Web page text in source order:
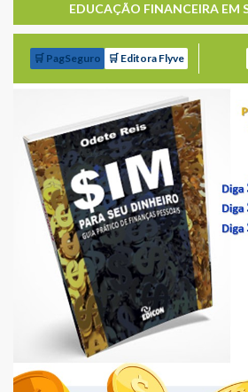
EDUCAÇÃO FINANCEIRA EM
🛒 PagSeguro 🛒 Editora Flyve